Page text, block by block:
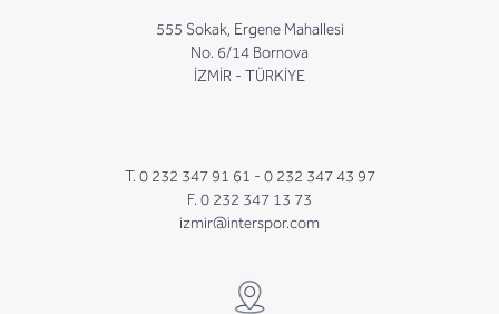
555 Sokak, Ergene Mahallesi
No. 6/14 Bornova
İZMİR - TÜRKİYE
T. 0 232 347 91 61 - 0 232 347 43 97
F. 0 232 347 13 73
izmir@interspor.com